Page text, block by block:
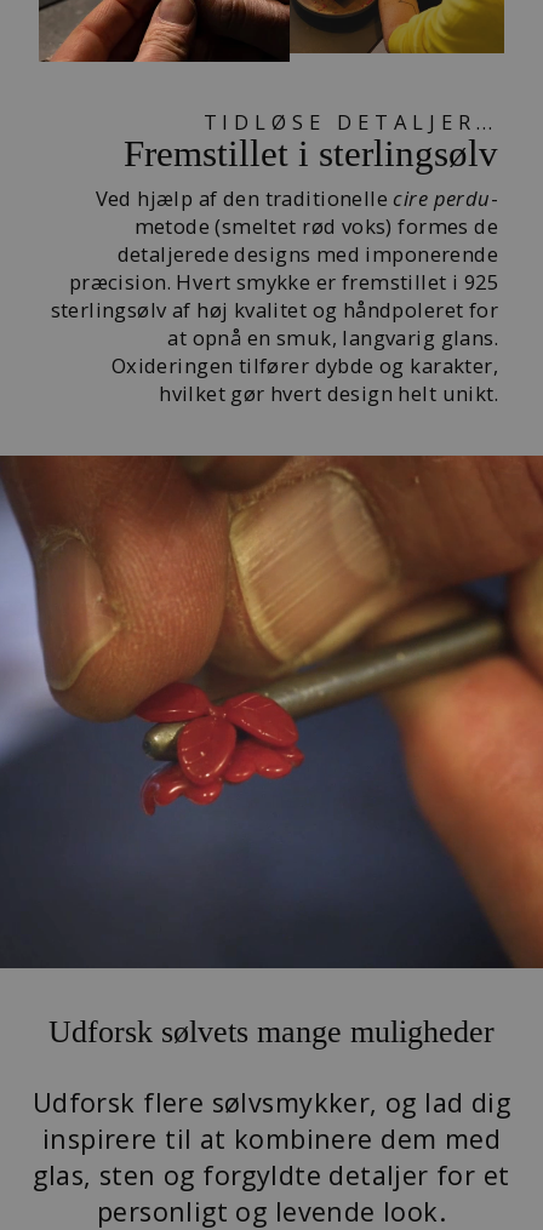
TIDLØSE DETALJER…
Fremstillet i sterlingsølv
Ved hjælp af den traditionelle cire perdu-
metode (smeltet rød voks) formes de
detaljerede designs med imponerende
præcision. Hvert smykke er fremstillet i 925
sterlingsølv af høj kvalitet og håndpoleret for
at opnå en smuk, langvarig glans.
Oxideringen tilfører dybde og karakter,
hvilket gør hvert design helt unikt.
Udforsk sølvets mange muligheder
Udforsk flere sølvsmykker, og lad dig
inspirere til at kombinere dem med
glas, sten og forgyldte detaljer for et
personligt og levende look.